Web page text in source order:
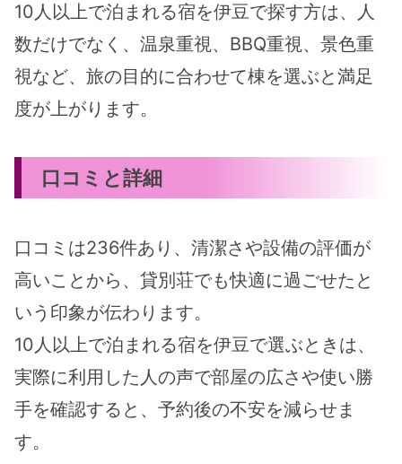
10人以上で泊まれる宿を伊豆で探す方は、人
数だけでなく、温泉重視、BBQ重視、景色重
視など、旅の目的に合わせて棟を選ぶと満足
度が上がります。
口コミと詳細
口コミは236件あり、清潔さや設備の評価が
高いことから、貸別荘でも快適に過ごせたと
いう印象が伝わります。
10人以上で泊まれる宿を伊豆で選ぶときは、
実際に利用した人の声で部屋の広さや使い勝
手を確認すると、予約後の不安を減らせま
す。